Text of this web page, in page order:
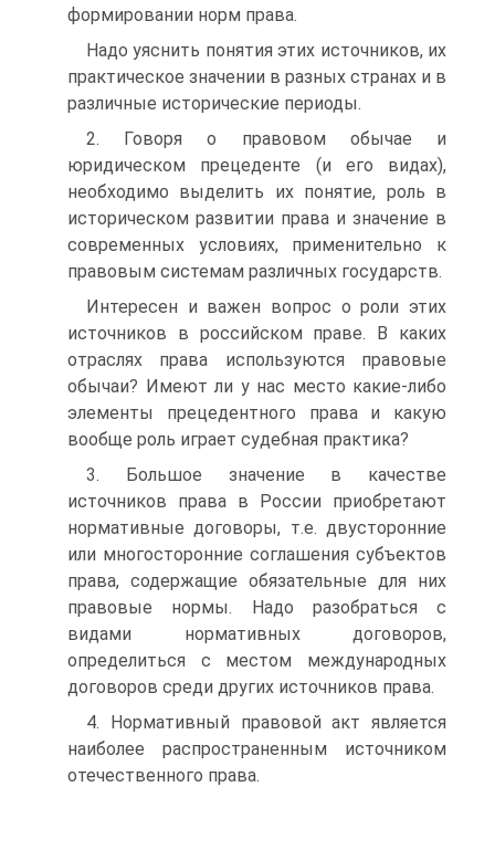
формировании норм права.
Надо уяснить понятия этих источников, их
практическое значении в разных странах и в
различные исторические периоды.
2. Говоря о правовом обычае и
юридическом прецеденте (и его видах),
необходимо выделить их понятие, роль в
историческом развитии права и значение в
современных условиях, применительно к
правовым системам различных государств.
Интересен и важен вопрос о роли этих
источников в российском праве. В каких
отраслях права используются правовые
обычаи? Имеют ли у нас место какие-либо
элементы прецедентного права и какую
вообще роль играет судебная практика?
3. Большое значение в качестве
источников права в России приобретают
нормативные договоры, т.е. двусторонние
или многосторонние соглашения субъектов
права, содержащие обязательные для них
правовые нормы. Надо разобраться с
видами нормативных договоров,
определиться с местом международных
договоров среди других источников права.
4. Нормативный правовой акт является
наиболее распространенным источником
отечественного права.